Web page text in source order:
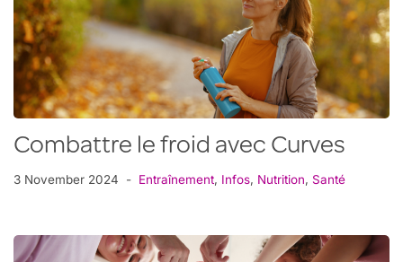
Combattre le froid avec Curves
3 November 2024 Entraînement, Infos, Nutrition, Santé